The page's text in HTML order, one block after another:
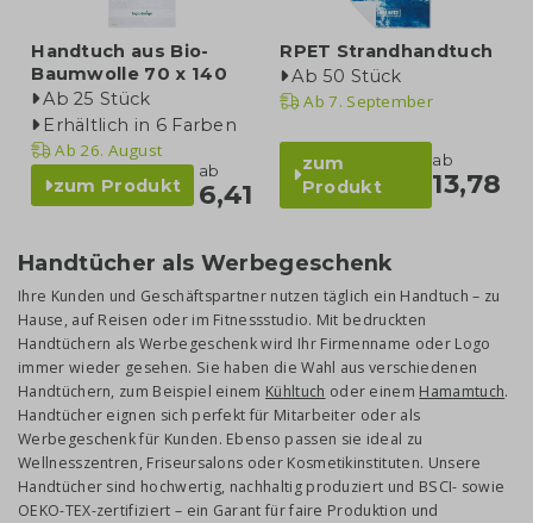
Handtuch aus Bio-
Baumwolle 70 x 140
Ab 25 Stück
Erhältlich in 6 Farben
Ab 26. August
zum Produkt
ab
6,41
RPET Strandhandtuch
Ab 50 Stück
Ab 7. September
zum
Produkt
ab
13,78
Handtücher als Werbegeschenk
Ihre Kunden und Geschäftspartner nutzen täglich ein Handtuch – zu
Hause, auf Reisen oder im Fitnessstudio. Mit bedruckten
Handtüchern als Werbegeschenk wird Ihr Firmenname oder Logo
immer wieder gesehen. Sie haben die Wahl aus verschiedenen
Handtüchern, zum Beispiel einem Kühltuch oder einem Hamamtuch.
Handtücher eignen sich perfekt für Mitarbeiter oder als
Werbegeschenk für Kunden. Ebenso passen sie ideal zu
Wellnesszentren, Friseursalons oder Kosmetikinstituten. Unsere
Handtücher sind hochwertig, nachhaltig produziert und BSCI- sowie
OEKO-TEX-zertifiziert – ein Garant für faire Produktion und